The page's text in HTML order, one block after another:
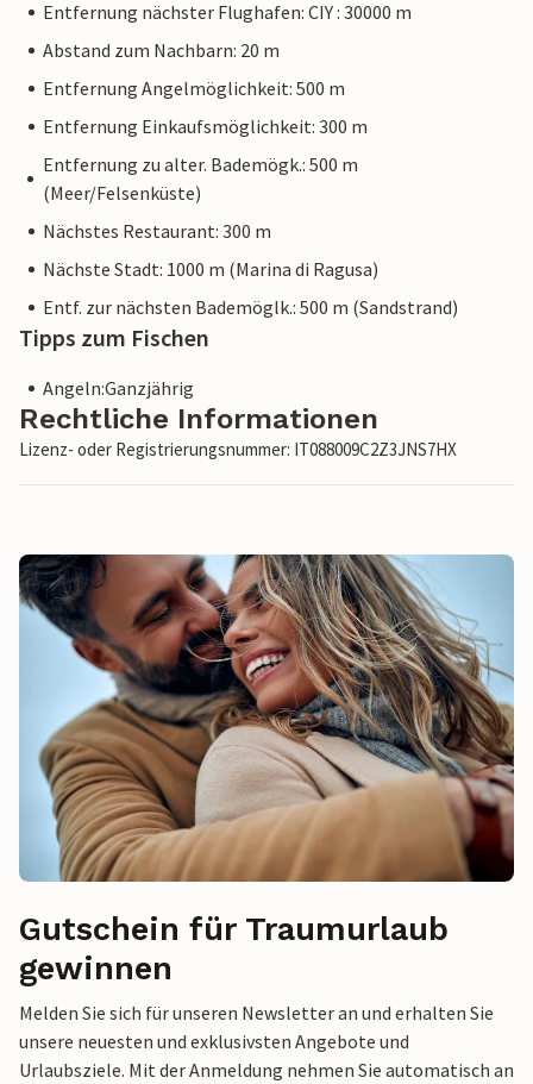
Entfernung nächster Flughafen: CIY : 30000 m
Abstand zum Nachbarn: 20 m
Entfernung Angelmöglichkeit: 500 m
Entfernung Einkaufsmöglichkeit: 300 m
Entfernung zu alter. Bademögk.: 500 m
(Meer/Felsenküste)
Nächstes Restaurant: 300 m
Nächste Stadt: 1000 m (Marina di Ragusa)
Entf. zur nächsten Bademöglk.: 500 m (Sandstrand)
Tipps zum Fischen
Angeln:Ganzjährig
Rechtliche Informationen
Lizenz- oder Registrierungsnummer: IT088009C2Z3JNS7HX
Gutschein für Traumurlaub
gewinnen
Melden Sie sich für unseren Newsletter an und erhalten Sie
unsere neuesten und exklusivsten Angebote und
Urlaubsziele. Mit der Anmeldung nehmen Sie automatisch an